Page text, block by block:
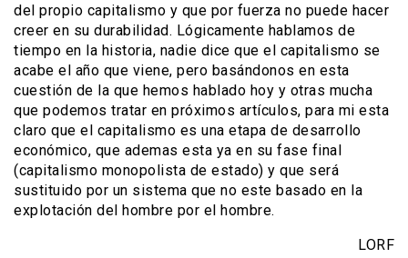
del propio capitalismo y que por fuerza no puede hacer
creer en su durabilidad. Lógicamente hablamos de
tiempo en la historia, nadie dice que el capitalismo se
acabe el año que viene, pero basándonos en esta
cuestión de la que hemos hablado hoy y otras mucha
que podemos tratar en próximos artículos, para mi esta
claro que el capitalismo es una etapa de desarrollo
económico, que ademas esta ya en su fase final
(capitalismo monopolista de estado) y que será
sustituido por un sistema que no este basado en la
explotación del hombre por el hombre.
LORF